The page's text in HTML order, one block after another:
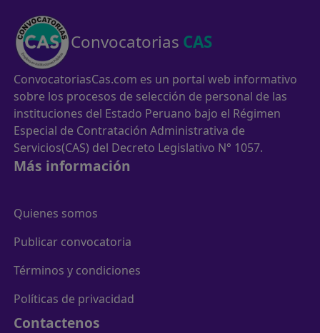
Convocatorias CAS
ConvocatoriasCas.com es un portal web informativo
sobre los procesos de selección de personal de las
instituciones del Estado Peruano bajo el Régimen
Especial de Contratación Administrativa de
Servicios(CAS) del Decreto Legislativo N° 1057.
Más información
Quienes somos
Publicar convocatoria
Términos y condiciones
Políticas de privacidad
Contactenos